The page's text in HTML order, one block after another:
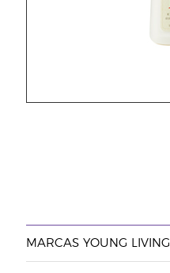
MARCAS YOUNG LIVING